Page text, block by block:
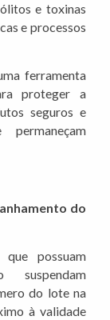
e toxinas
e processos
ferramenta
proteger a
seguros e
do
possuam
do lote na
à validade